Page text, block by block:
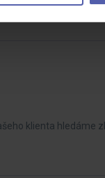
klienta hledáme